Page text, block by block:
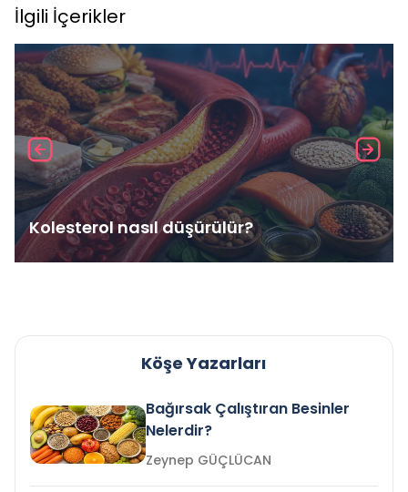
İlgili İçerikler
Kolesterol nasıl düşürülür?
Köşe Yazarları
Bağırsak Çalıştıran Besinler
Nelerdir?
Zeynep GÜÇLÜCAN